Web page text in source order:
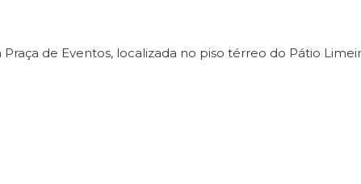
de Eventos, localizada no piso térreo do Pátio